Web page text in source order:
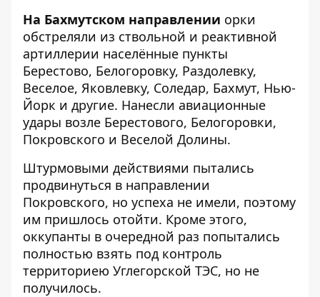
На Бахмутском направлении орки
обстреляли из ствольной и реактивной
артиллерии населённые пункты
Берестово, Белогоровку, Раздолевку,
Веселое, Яковлевку, Соледар, Бахмут, Нью-
Йорк и другие. Нанесли авиационные
удары возле Берестового, Белогоровки,
Покровского и Веселой Долины.
Штурмовыми действиями пытались
продвинуться в направлении
Покровского, но успеха не имели, поэтому
им пришлось отойти. Кроме этого,
оккупанты в очередной раз попытались
полностью взять под контроль
территориею Углегорской ТЭС, но не
получилось.